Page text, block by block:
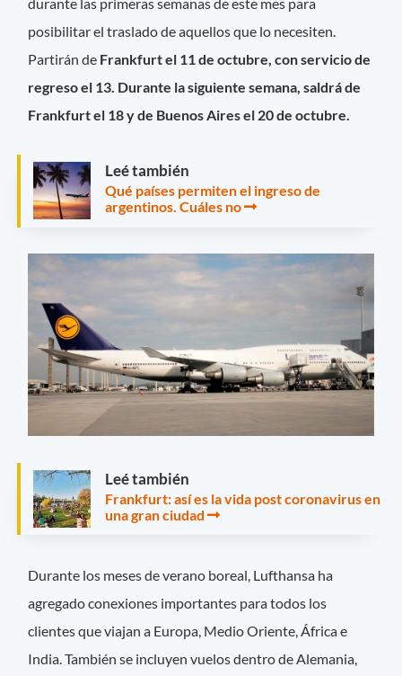
posibilitar el traslado de aquellos que lo necesiten.
Partirán de Frankfurt el 11 de octubre, con servicio de
regreso el 13. Durante la siguiente semana, saldrá de
Frankfurt el 18 y de Buenos Aires el 20 de octubre.
Leé también
Qué países permiten el ingreso de
argentinos. Cuáles no
Leé también
Frankfurt: así es la vida post coronavirus en
una gran ciudad
Durante los meses de verano boreal, Lufthansa ha
agregado conexiones importantes para todos los
clientes que viajan a Europa, Medio Oriente, África e
India. También se incluyen vuelos dentro de Alemania,